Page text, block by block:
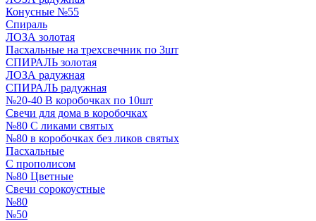
Конусные №55
Спираль
ЛОЗА золотая
Пасхальные на трехсвечник по 3шт
СПИРАЛЬ золотая
ЛОЗА радужная
СПИРАЛЬ радужная
№20-40 В коробочках по 10шт
Свечи для дома в коробочках
№80 С ликами святых
№80 в коробочках без ликов святых
Пасхальные
С прополисом
№80 Цветные
Свечи сорокоустные
№80
№50